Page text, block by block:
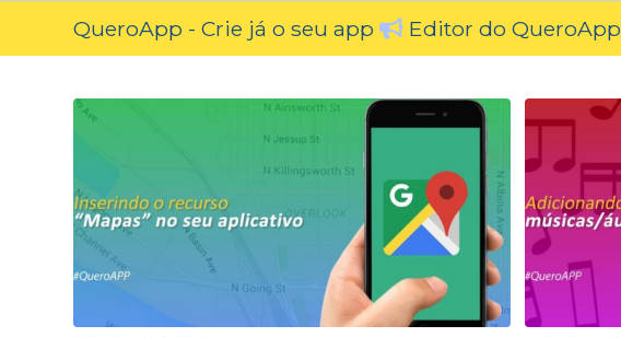
QueroApp - Crie já o seu app Editor do QueroApp